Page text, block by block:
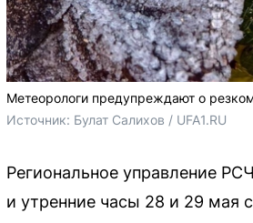
Метеорологи предупреждают о
Источник: Булат Салихов / UFA1.RU
Региональное управление
и утренние часы 28 и 29 мая